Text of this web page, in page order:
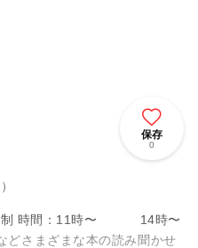
保存
0
制 時間：11時〜 14時〜
どさまざまな本の読み聞かせ